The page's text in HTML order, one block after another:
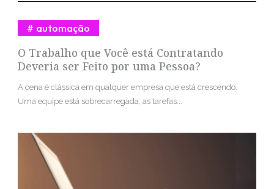
O Trabalho que Você está Contratando
Deveria ser Feito por uma Pessoa?
automação
A cena é clássica em qualquer empresa que está crescendo.
Uma equipe está sobrecarregada, as tarefas...